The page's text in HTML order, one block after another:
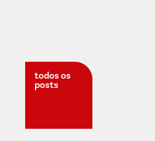
todos os
posts